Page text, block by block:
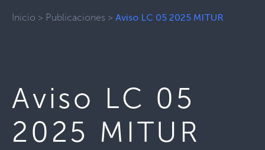
Inicio > Publicaciones > Aviso LC 05 2025 MITUR
Aviso LC 05
2025 MITUR